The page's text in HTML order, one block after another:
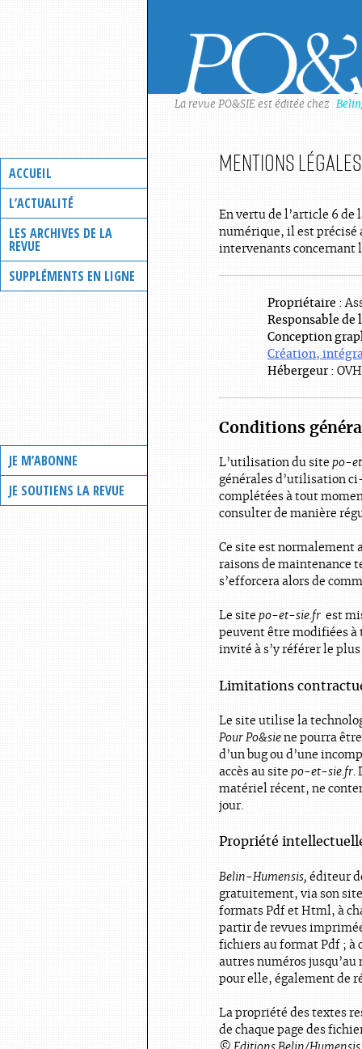
ACCUEIL
L’ACTUALITÉ
LES ARCHIVES DE LA
REVUE
SUPPLÉMENTS EN LIGNE
JE M’ABONNE
JE SOUTIENS LA REVUE
La revue PO&SIE est éditée chez
Mentions
En vertu de l’article 6 de
numérique, il est
intervenants concernant
Propriétaire :
Responsable
Conception
Création,
Hébergeur :
Conditions
L’utilisation du site po-
générales d’utilisation
complétées à tout
consulter de manière
Ce site est normalement
raisons de maintenance
s’efforcera alors de
Le site po-et-sie.fr est
peuvent être modifiées à
invité à s’y référer le
Limitations
Le site utilise la
Pour Po&sie ne pourra
d’un bug ou d’une
accès au site po-et-sie.fr.
matériel récent, ne
jour.
Propriété
Belin-Humensis, éditeur
gratuitement, via son
formats Pdf et Html, à
partir de revues
fichiers au format Pdf ; à
autres numéros
pour elle, également de
La propriété des textes
de chaque page des